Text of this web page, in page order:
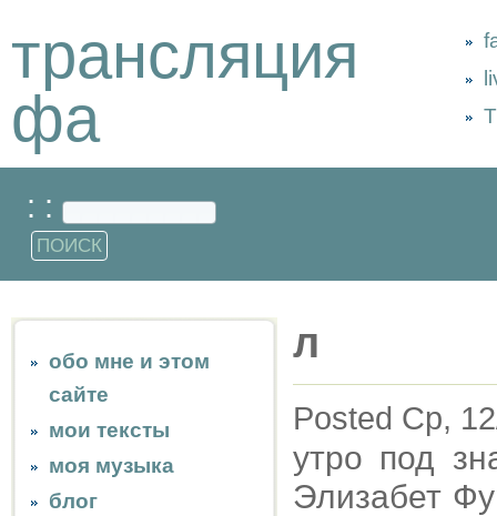
трансляция
фа
: :
обо мне и этом
сайте
мои тексты
моя музыка
блог
л
Posted Ср,
утро под
Элизабет